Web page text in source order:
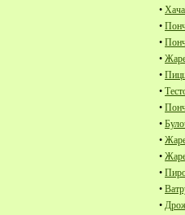
•
•
•
•
•
•
•
•
•
•
•
•
•